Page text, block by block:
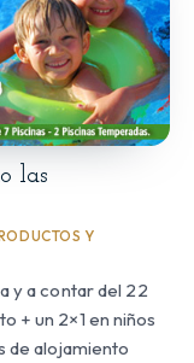
las
Y
y a contar del 22
+ un 2×1 en niños
de alojamiento